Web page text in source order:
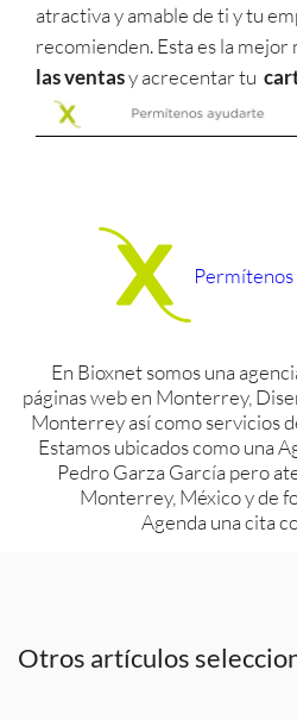
atractiva y amable de ti y tu
recomienden. Esta es la mejor
las ventasy acrecentar tu
En Bioxnet somos una
páginas web en Monterrey,
Monterrey así como servicios
Estamos ubicados como una
Pedro Garza García pero
Monterrey, México y de
Agenda una cita
Otros artículos